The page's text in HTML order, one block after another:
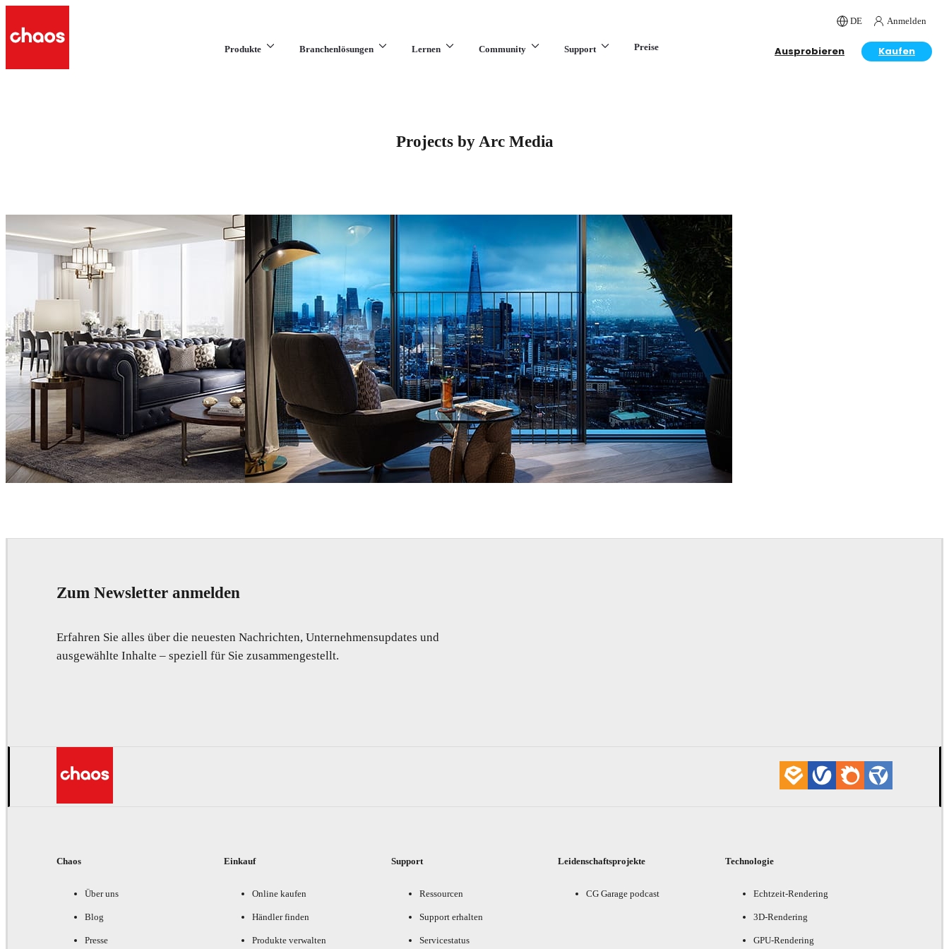
DE Anmelden
Produkte Branchenlösungen Lernen Community Support Preise Ausprobieren Kaufen
Projects by Arc Media
Zum Newsletter anmelden
Erfahren Sie alles über die neuesten Nachrichten, Unternehmensupdates und
ausgewählte Inhalte – speziell für Sie zusammengestellt.
Chaos
Über uns
Blog
Presse
Einkauf
Online kaufen
Händler finden
Produkte verwalten
Support
Ressourcen
Support erhalten
Servicestatus
Leidenschaftsprojekte
CG Garage podcast
Technologie
Echtzeit-Rendering
3D-Rendering
GPU-Rendering